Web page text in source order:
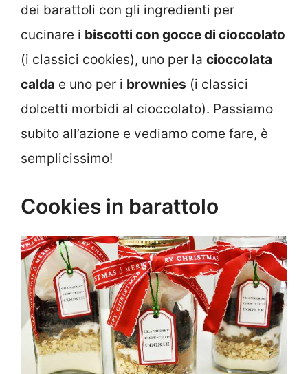
dei barattoli con gli ingredienti per
cucinare i biscotti con gocce di cioccolato
(i classici cookies), uno per la cioccolata
calda e uno per i brownies (i classici
dolcetti morbidi al cioccolato). Passiamo
subito all’azione e vediamo come fare, è
semplicissimo!
Cookies in barattolo